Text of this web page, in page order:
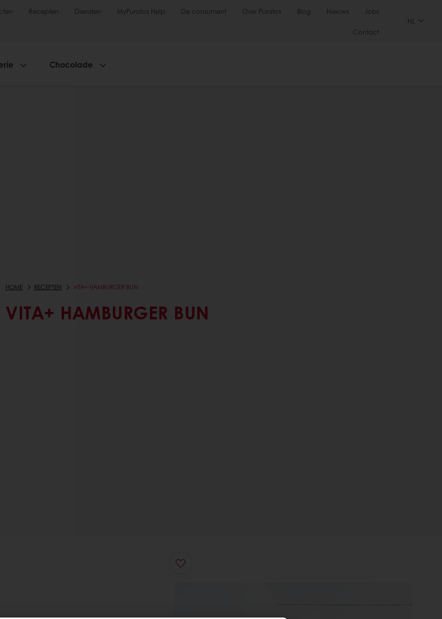
Recepten Diensten MyPuratos Help De consument Over Puratos Blog Nieuws Jobs
Contact
NL
Chocolade
HOME RECEPTEN VITA+ HAMBURGER BUN
VITA+ HAMBURGER BUN